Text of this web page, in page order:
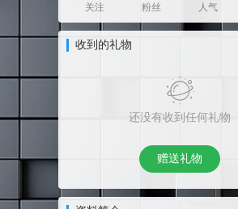
关注 粉丝 人气
收到的礼物
还没有收到任何礼物
赠送礼物